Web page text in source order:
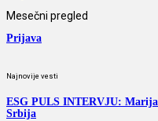
Mesečni pregled
Prijava
Najnovije vesti
ESG PULS INTERVJU:
Srbija